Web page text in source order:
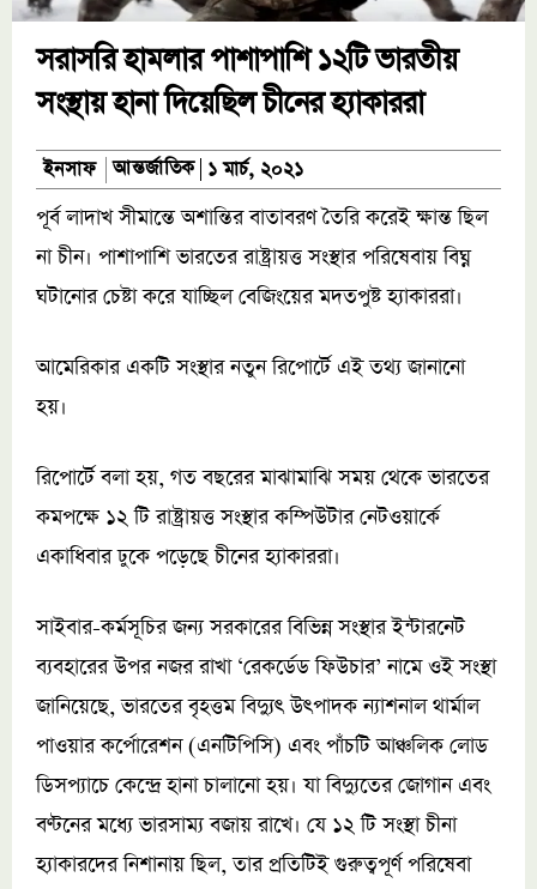
সরাসরি হামলার পাশাপাশি ১২টি ভারতীয়
সংস্থায় হানা দিয়েছিল চীনের হ্যাকাররা
ইনসাফ আন্তর্জাতিক ১ মার্চ, ২০২১
পূর্ব লাদাখ সীমান্তে অশান্তির বাতাবরণ তৈরি করেই ক্ষান্ত ছিল
না চীন। পাশাপাশি ভারতের রাষ্ট্রায়ত্ত সংস্থার পরিষেবায় বিঘ্ন
ঘটানোর চেষ্টা করে যাচ্ছিল বেজিংয়ের মদতপুষ্ট হ্যাকাররা।
আমেরিকার একটি সংস্থার নতুন রিপোর্টে এই তথ্য জানানো
হয়।
রিপোর্টে বলা হয়, গত বছরের মাঝামাঝি সময় থেকে ভারতের
কমপক্ষে ১২ টি রাষ্ট্রায়ত্ত সংস্থার কম্পিউটার নেটওয়ার্কে
একাধিবার ঢুকে পড়েছে চীনের হ্যাকাররা।
সাইবার-কর্মসূচির জন্য সরকারের বিভিন্ন সংস্থার ইন্টারনেট
ব্যবহারের উপর নজর রাখা ‘রেকর্ডেড ফিউচার’ নামে ওই সংস্থা
জানিয়েছে, ভারতের বৃহত্তম বিদ্যুৎ উৎপাদক ন্যাশনাল থার্মাল
পাওয়ার কর্পোরেশন (এনটিপিসি) এবং পাঁচটি আঞ্চলিক লোড
ডিসপ্যাচে কেন্দ্রে হানা চালানো হয়। যা বিদ্যুতের জোগান এবং
বণ্টনের মধ্যে ভারসাম্য বজায় রাখে। যে ১২ টি সংস্থা চীনা
হ্যাকারদের নিশানায় ছিল, তার প্রতিটিই গুরুত্বপূর্ণ পরিষেবা